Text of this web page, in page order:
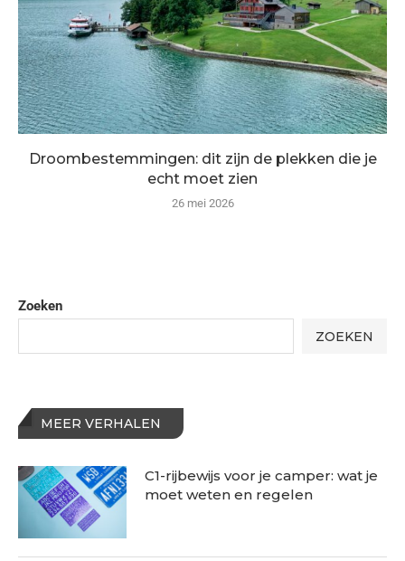
Droombestemmingen: dit zijn de plekken die je
echt moet zien
26 mei 2026
Zoeken
ZOEKEN
MEER VERHALEN
C1-rijbewijs voor je camper: wat je
moet weten en regelen